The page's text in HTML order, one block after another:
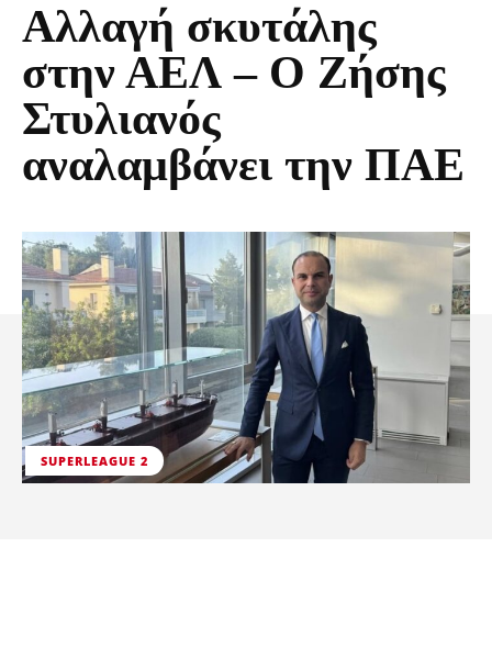
Αλλαγή σκυτάλης
στην ΑΕΛ – Ο Ζήσης
Στυλιανός
αναλαμβάνει την ΠΑΕ
SUPERLEAGUE 2